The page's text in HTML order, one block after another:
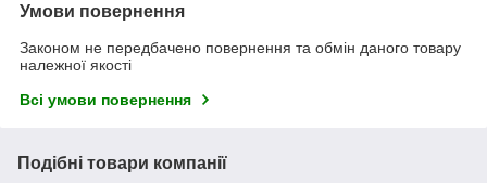
Умови повернення
Законом не передбачено повернення та обмін даного товару
належної якості
Всі умови повернення
Подібні товари компанії